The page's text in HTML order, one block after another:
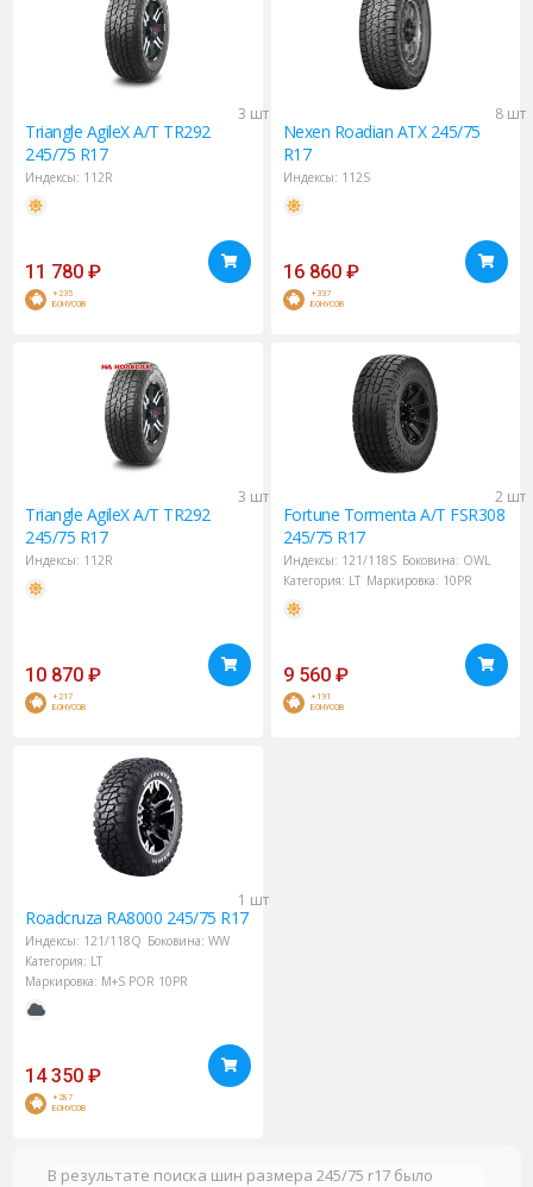
3 шт
Triangle AgileX A/T TR292
245/75 R17
Индексы: 112R
11 780 ₽
+235
БОНУСОВ
8 шт
Nexen Roadian ATX 245/75
R17
Индексы: 112S
16 860 ₽
+337
БОНУСОВ
3 шт
Triangle AgileX A/T TR292
245/75 R17
Индексы: 112R
10 870 ₽
+217
БОНУСОВ
2 шт
Fortune Tormenta A/T FSR308
245/75 R17
Индексы: 121/118S Боковина: OWL
Категория: LT Маркировка: 10PR
9 560 ₽
+191
БОНУСОВ
1 шт
Roadcruza RA8000 245/75 R17
Индексы: 121/118Q Боковина: WW
Категория: LT
Маркировка: M+S POR 10PR
14 350 ₽
+287
БОНУСОВ
В результате поиска шин размера 245/75 r17 было